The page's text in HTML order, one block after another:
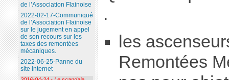
.
les
Remontées
de l’Association Flainoise
2022-02-17-Communiqué
de l’Association Flainoise
sur le jugement en appel
de son recours sur les
taxes des remontées
mécaniques.
2022-06-25-Panne du
site internet